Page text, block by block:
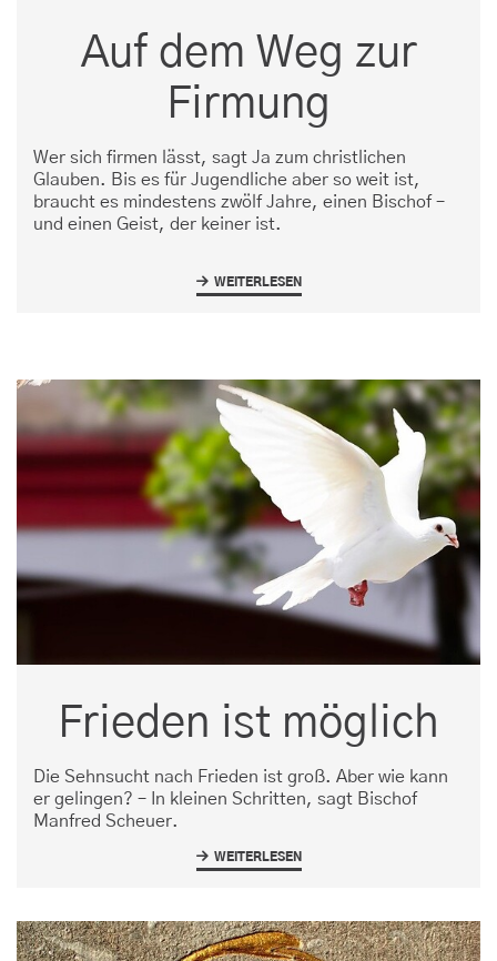
Auf dem Weg zur
Firmung
Wer sich firmen lässt, sagt Ja zum christlichen
Glauben. Bis es für Jugendliche aber so weit ist,
braucht es mindestens zwölf Jahre, einen Bischof –
und einen Geist, der keiner ist.
WEITERLESEN
Frieden ist möglich
Die Sehnsucht nach Frieden ist groß. Aber wie kann
er gelingen? – In kleinen Schritten, sagt Bischof
Manfred Scheuer.
WEITERLESEN